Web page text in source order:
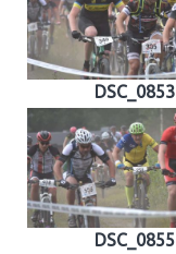
DSC_0853
DSC_0855